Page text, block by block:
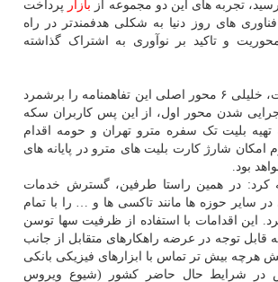
تجربه های این دو مجموعه از بازار پرداخت
های روز دنیا به شکلی هدفمندتر در راه
و تاکید بر نوآوری به اشتراک گذاشته
در ابتدای این نشست، خلیلی ۶ محور اصلی این تفاهمنامه را برشمرد
شدن محور اول، از این پس کاربران سکه
تهیه بلیت تک سفره مترو تهران و حومه اقدام
امکان شارژ کارت بلیت های مترو در پایانه های
بود.
کرد: در همین راستا طرفین، گسترش خدمات
سایر حوزه ها مانند تاکسی ها و … را با تمام
این اقدامات با استفاده از ظرفیت سها توسن
توجه در عرضه راهکارهای متقابل از جانب
هرچه بیش تر تماس با ابزارهای فیزیکی بانکی
در شرایط حال حاضر کشور (شیوع ویروس